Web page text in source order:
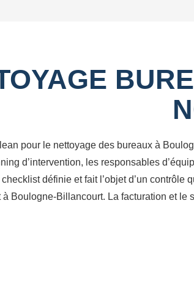
pour le nettoyage des bureaux à
d’intervention, les responsables
définie et fait l’objet d’un
Boulogne-Billancourt. La facturation et